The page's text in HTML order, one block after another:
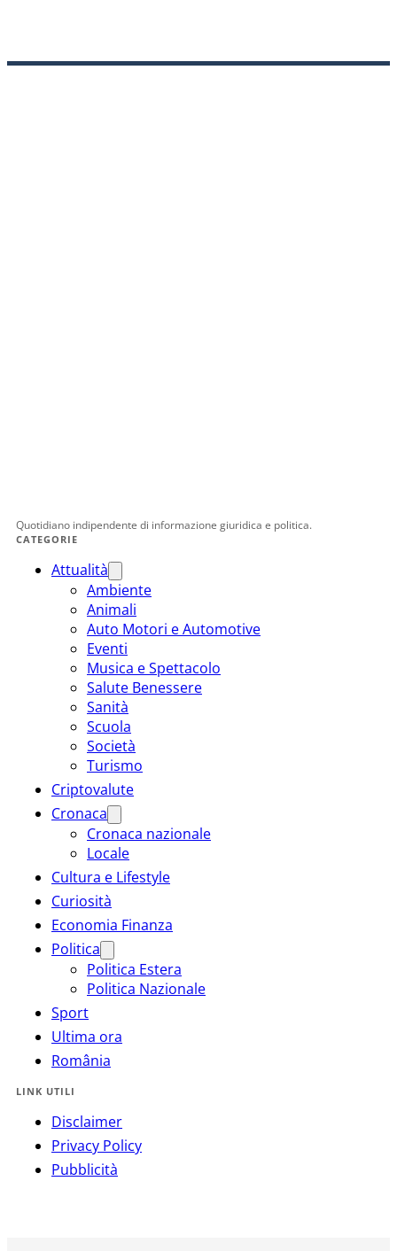
Quotidiano indipendente di informazione giuridica e politica.
CATEGORIE
Attualità
Ambiente
Animali
Auto Motori e Automotive
Eventi
Musica e Spettacolo
Salute Benessere
Sanità
Scuola
Società
Turismo
Criptovalute
Cronaca
Cronaca nazionale
Locale
Cultura e Lifestyle
Curiosità
Economia Finanza
Politica
Politica Estera
Politica Nazionale
Sport
Ultima ora
România
LINK UTILI
Disclaimer
Privacy Policy
Pubblicità